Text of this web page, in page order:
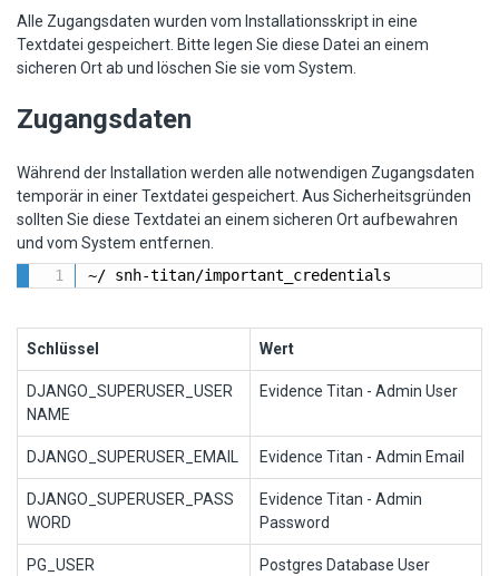
Alle Zugangsdaten wurden vom Installationsskript in eine
Textdatei gespeichert. Bitte legen Sie diese Datei an einem
sicheren Ort ab und löschen Sie sie vom System.
Zugangsdaten
Während der Installation werden alle notwendigen Zugangsdaten
temporär in einer Textdatei gespeichert. Aus Sicherheitsgründen
sollten Sie diese Textdatei an einem sicheren Ort aufbewahren
und vom System entfernen.
~/ snh-titan/important_credentials
Schlüssel Wert
DJANGO_SUPERUSER_USER
NAME
Evidence Titan - Admin User
DJANGO_SUPERUSER_EMAIL Evidence Titan - Admin Email
DJANGO_SUPERUSER_PASS
WORD
Evidence Titan - Admin
Password
PG_USER Postgres Database User